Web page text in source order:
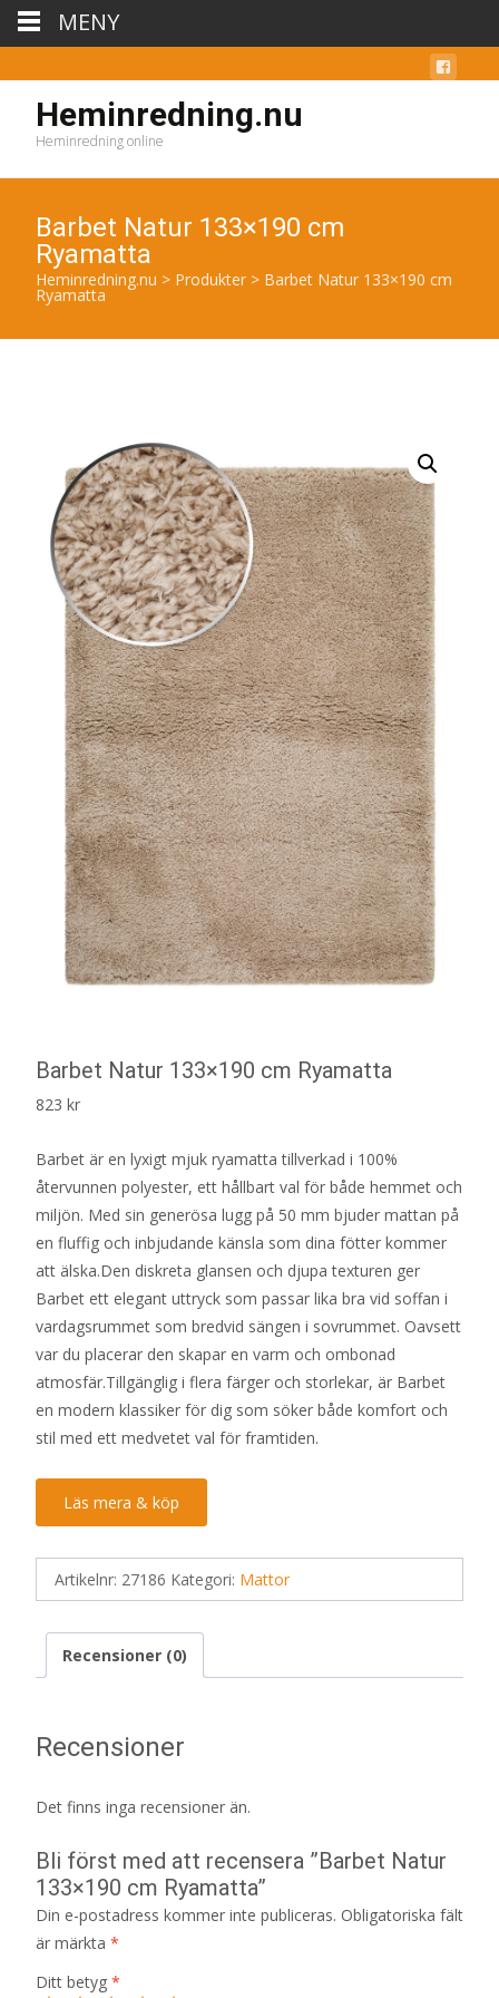
Heminredning.nu
Heminredning online
Barbet Natur 133×190 cm
Ryamatta
Heminredning.nu > Produkter > Barbet Natur 133×190 cm
Ryamatta
Barbet Natur 133×190 cm Ryamatta
823 kr
Barbet är en lyxigt mjuk ryamatta tillverkad i 100%
återvunnen polyester, ett hållbart val för både hemmet och
miljön. Med sin generösa lugg på 50 mm bjuder mattan på
en fluffig och inbjudande känsla som dina fötter kommer
att älska.Den diskreta glansen och djupa texturen ger
Barbet ett elegant uttryck som passar lika bra vid soffan i
vardagsrummet som bredvid sängen i sovrummet. Oavsett
var du placerar den skapar en varm och ombonad
atmosfär.Tillgänglig i flera färger och storlekar, är Barbet
en modern klassiker för dig som söker både komfort och
stil med ett medvetet val för framtiden.
Läs mera & köp
Artikelnr: 27186 Kategori: Mattor
Recensioner (0)
Recensioner
Det finns inga recensioner än.
Bli först med att recensera ”Barbet Natur
133×190 cm Ryamatta”
Din e-postadress kommer inte publiceras. Obligatoriska fält
är märkta *
Ditt betyg *
MENY